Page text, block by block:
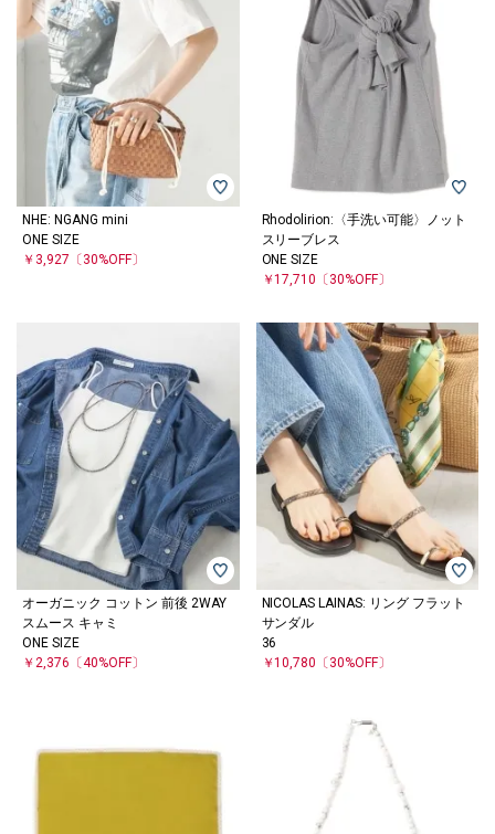
NHE: NGANG mini
ONE SIZE
￥3,927 〔30%OFF〕
Rhodolirion:〈手洗い可能〉ノット
スリーブレス
ONE SIZE
￥17,710 〔30%OFF〕
オーガニック コットン 前後 2WAY
スムース キャミ
ONE SIZE
￥2,376 〔40%OFF〕
NICOLAS LAINAS: リング フラット
サンダル
36
￥10,780 〔30%OFF〕